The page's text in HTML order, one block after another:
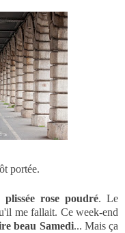
portée.
plissée rose poudré. Le
me fallait. Ce week-end
beau Samedi... Mais ça